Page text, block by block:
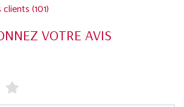
(101)
VOTRE AVIS